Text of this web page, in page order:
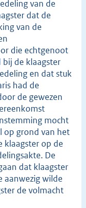
van de
dat de
van de
die echtgenoot
bij de klaagster
en dat stuk
had de
de gewezen
mocht
op grond van het
klaagster op de
De
dat klaagster
aanwezig wilde
de volmacht